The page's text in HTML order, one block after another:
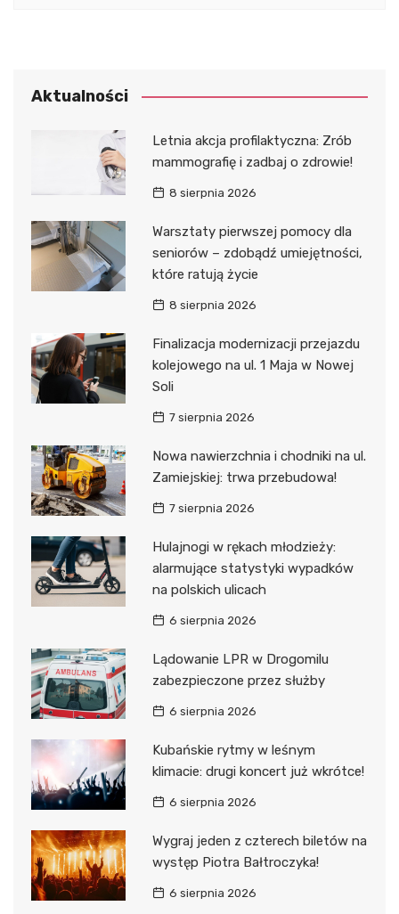
Aktualności
Letnia akcja profilaktyczna: Zrób
mammografię i zadbaj o zdrowie!
8 sierpnia 2026
Warsztaty pierwszej pomocy dla
seniorów – zdobądź umiejętności,
które ratują życie
8 sierpnia 2026
Finalizacja modernizacji przejazdu
kolejowego na ul. 1 Maja w Nowej
Soli
7 sierpnia 2026
Nowa nawierzchnia i chodniki na ul.
Zamiejskiej: trwa przebudowa!
7 sierpnia 2026
Hulajnogi w rękach młodzieży:
alarmujące statystyki wypadków
na polskich ulicach
6 sierpnia 2026
Lądowanie LPR w Drogomilu
zabezpieczone przez służby
6 sierpnia 2026
Kubańskie rytmy w leśnym
klimacie: drugi koncert już wkrótce!
6 sierpnia 2026
Wygraj jeden z czterech biletów na
występ Piotra Bałtroczyka!
6 sierpnia 2026